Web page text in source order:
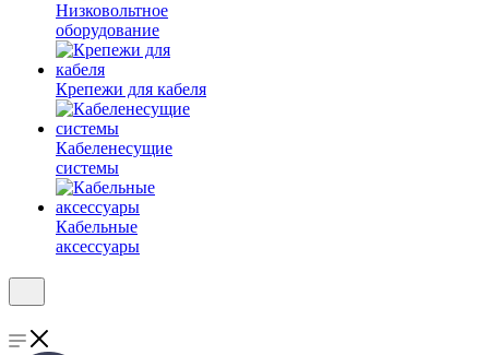
Низковольтное
оборудование
Крепежи для кабеля
Кабеленесущие
системы
Кабельные
аксессуары